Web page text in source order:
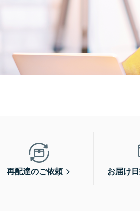
再配達のご依頼 お届け